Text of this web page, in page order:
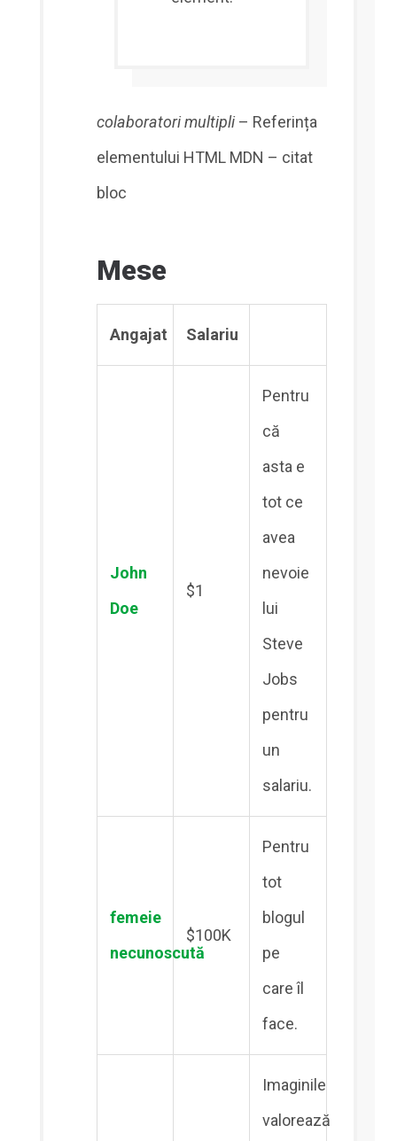
colaboratori multipli– Referința
elementului HTML MDN – citat
bloc
Mese
Angajat Salariu
John
Doe
$1
Pentru
că
asta e
tot ce
avea
nevoie
lui
Steve
Jobs
pentru
un
salariu.
femeie
necunoscută
$100K
Pentru
tot
blogul
pe
care îl
face.
Imaginile
valorează